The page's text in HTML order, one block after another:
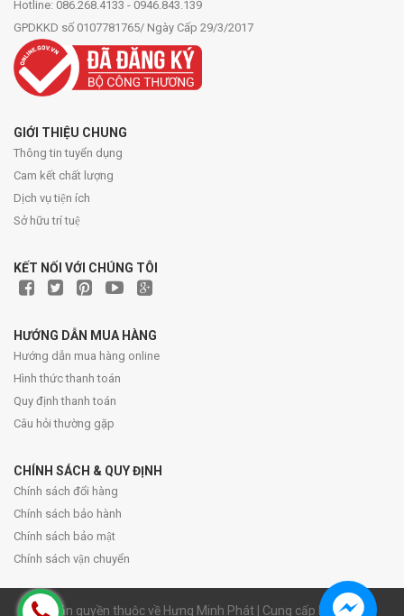
Hotline: 086.268.4133 - 0946.843.139
GPDKKD số 0107781765/ Ngày Cấp 29/3/2017
GIỚI THIỆU CHUNG
Thông tin tuyển dụng
Cam kết chất lượng
Dịch vụ tiện ích
Sở hữu trí tuệ
KẾT NỐI VỚI CHÚNG TÔI
HƯỚNG DẪN MUA HÀNG
Hướng dẫn mua hàng online
Hình thức thanh toán
Quy định thanh toán
Câu hỏi thường gặp
CHÍNH SÁCH & QUY ĐỊNH
Chính sách đổi hàng
Chính sách bảo hành
Chính sách bảo mật
Chính sách vận chuyển
© Bản quyền thuộc về Hưng Minh Phát | Cung cấp bởi Sapo